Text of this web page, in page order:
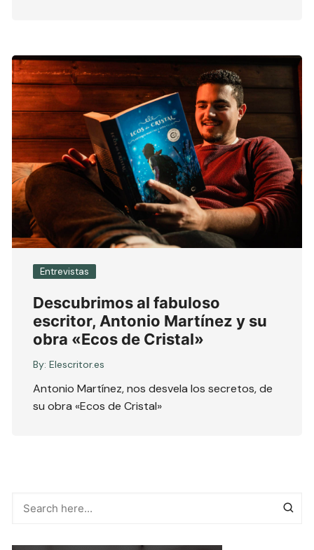
Entrevistas
Descubrimos al fabuloso
escritor, Antonio Martínez y su
obra «Ecos de Cristal»
By: Elescritor.es
Antonio Martínez, nos desvela los secretos, de
su obra «Ecos de Cristal»